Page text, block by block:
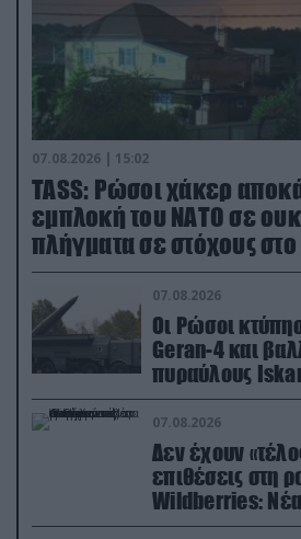
07.08.2026 | 15:02
TASS: Ρώσοι χάκερ
εμπλοκή του ΝΑΤΟ σε
πλήγματα σε στόχους
έδαφος!
07.08.2026
Οι Ρώσοι
Geran-4 και
πυραύλους
ουκρανικό
εξοπλισμό
07.08.2026
Δεν έχουν
επιθέσεις στη
Wildberries:
εγκαταστάσεις